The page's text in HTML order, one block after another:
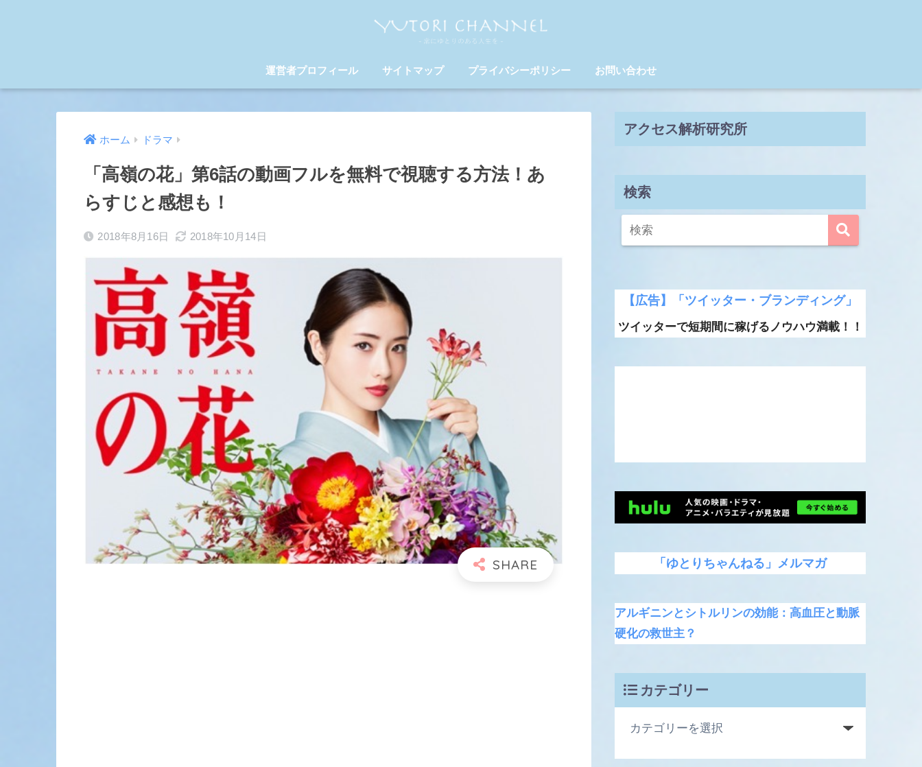
運営者プロフィール サイトマップ プライバシーポリシー お問い合わせ
ホーム ドラマ
「高嶺の花」第6話の動画フルを無料で視聴する方法！あ
らすじと感想も！
2018年8月16日 2018年10月14日
アクセス解析研究所
検索
【広告】「ツイッター・ブランディング」
ツイッターで短期間に稼げるノウハウ満載！！
「ゆとりちゃんねる」メルマガ
アルギニンとシトルリンの効能：高血圧と動脈
硬化の救世主？
カテゴリー